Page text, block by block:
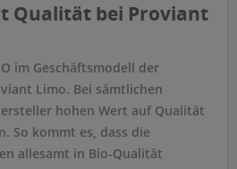
Qualität bei Proviant
im Geschäftsmodell der
Limo. Bei sämtlichen
hohen Wert auf Qualität
So kommt es, dass die
allesamt in Bio-Qualität